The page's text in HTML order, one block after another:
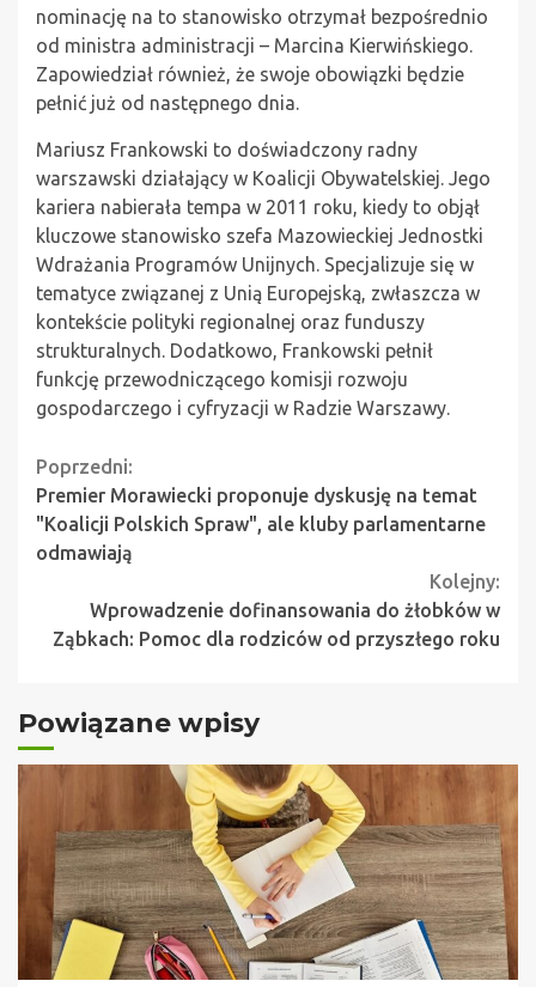
nominację na to stanowisko otrzymał bezpośrednio
od ministra administracji – Marcina Kierwińskiego.
Zapowiedział również, że swoje obowiązki będzie
pełnić już od następnego dnia.
Mariusz Frankowski to doświadczony radny
warszawski działający w Koalicji Obywatelskiej. Jego
kariera nabierała tempa w 2011 roku, kiedy to objął
kluczowe stanowisko szefa Mazowieckiej Jednostki
Wdrażania Programów Unijnych. Specjalizuje się w
tematyce związanej z Unią Europejską, zwłaszcza w
kontekście polityki regionalnej oraz funduszy
strukturalnych. Dodatkowo, Frankowski pełnił
funkcję przewodniczącego komisji rozwoju
gospodarczego i cyfryzacji w Radzie Warszawy.
Continue
Reading
Poprzedni:
Premier Morawiecki proponuje dyskusję na temat
"Koalicji Polskich Spraw", ale kluby parlamentarne
odmawiają
Kolejny:
Wprowadzenie dofinansowania do żłobków w
Ząbkach: Pomoc dla rodziców od przyszłego roku
Powiązane wpisy